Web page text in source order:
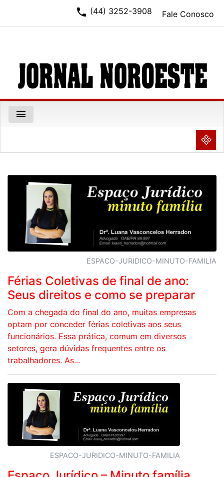
Fale Conosco
phone (44) 3252-3908
menu
NULL
ESPACO-JURIDICO-MINUTO-FAMILIA
Férias Coletivas de final de ano:
Seus direitos e como se preparar
Com a chegada do final do ano, muitas empresas
optam por conceder férias coletivas aos seus
funcionários. Essa prática, comum em diversos
setores, gera dúvidas frequentes entre os
trabalhadores. As...
ESPACO-JURIDICO-MINUTO-FAMILIA